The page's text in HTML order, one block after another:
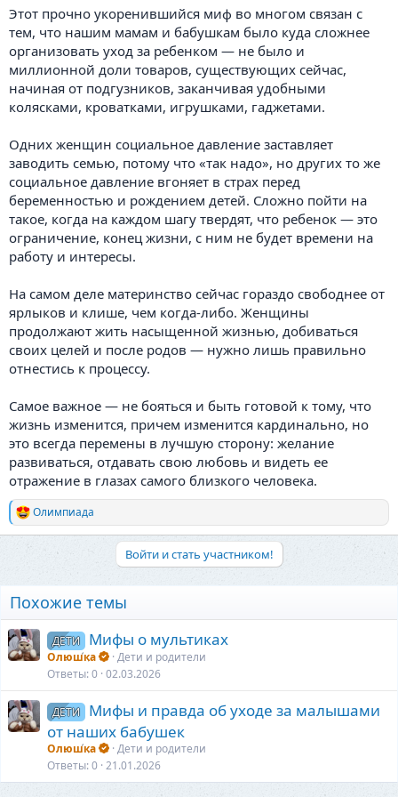
Этот прочно укоренившийся миф во многом связан с
тем, что нашим мамам и бабушкам было куда сложнее
организовать уход за ребенком — не было и
миллионной доли товаров, существующих сейчас,
начиная от подгузников, заканчивая удобными
колясками, кроватками, игрушками, гаджетами.
Одних женщин социальное давление заставляет
заводить семью, потому что «так надо», но других то же
социальное давление вгоняет в страх перед
беременностью и рождением детей. Сложно пойти на
такое, когда на каждом шагу твердят, что ребенок — это
ограничение, конец жизни, с ним не будет времени на
работу и интересы.
На самом деле материнство сейчас гораздо свободнее от
ярлыков и клише, чем когда-либо. Женщины
продолжают жить насыщенной жизнью, добиваться
своих целей и после родов — нужно лишь правильно
отнестись к процессу.
Самое важное — не бояться и быть готовой к тому, что
жизнь изменится, причем изменится кардинально, но
это всегда перемены в лучшую сторону: желание
развиваться, отдавать свою любовь и видеть ее
отражение в глазах самого близкого человека.
Р
е
и
и
:
Олимпиада
Войти и стать участником!
Похожие темы
ДЕТИ Мифы о мультиках
Олюшка
Дети и родители
Ответы 0 02.03.2026
ДЕТИ
Мифы и правда об уходе за малышами
от наших бабушек
Олюшка
Дети и родители
Ответы 0 21.01.2026